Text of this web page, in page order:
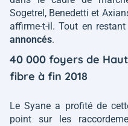
Sogetrel, Benedetti et
affirme-t-il. Tout en
annoncés.
40 000 foyers de
fibre à fin 2018
Le Syane a profité de
point sur les